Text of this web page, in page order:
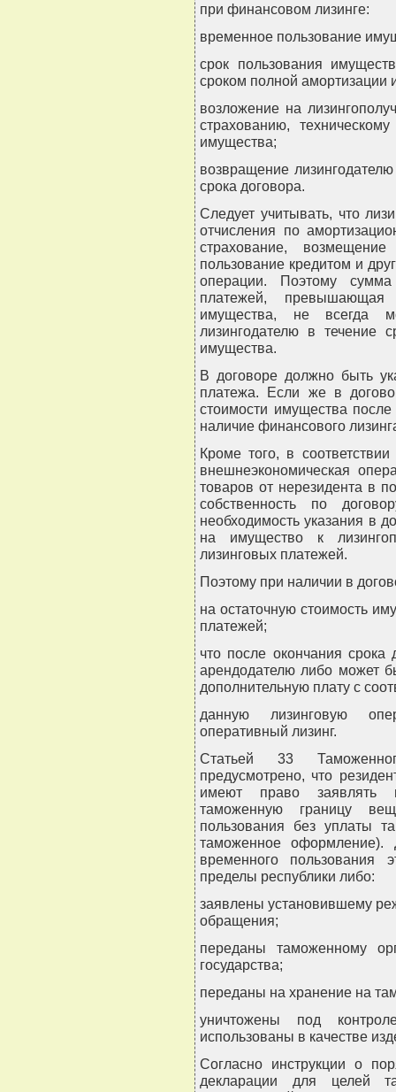
при финансовом лизинге:
временное пользование
срок пользования
сроком полной амортизации
возложение на
страхованию,
имущества;
возвращение
срока договора.
Следует учитывать, что
отчисления по
страхование,
пользование кредитом и
операции. Поэтому
платежей, превышающая
имущества, не всегда
лизингодателю в течение
имущества.
В договоре должно быть
платежа. Если же в
стоимости имущества
наличие финансового
Кроме того, в
внешнеэкономическая
товаров от нерезидента в
собственность по
необходимость указания в
на имущество к
лизинговых платежей.
Поэтому при наличии в
на остаточную стоимость
платежей;
что после окончания срока
арендодателю либо может
дополнительную плату с
данную лизинговую
оперативный лизинг.
Статьей 33
предусмотрено, что
имеют право заявлять
таможенную границу
пользования без уплаты
таможенное оформление).
временного
пределы республики либо:
заявлены установившему
обращения;
переданы таможенному
государства;
переданы на хранение на
уничтожены под
использованы в качестве
Согласно инструкции о
декларации для целей